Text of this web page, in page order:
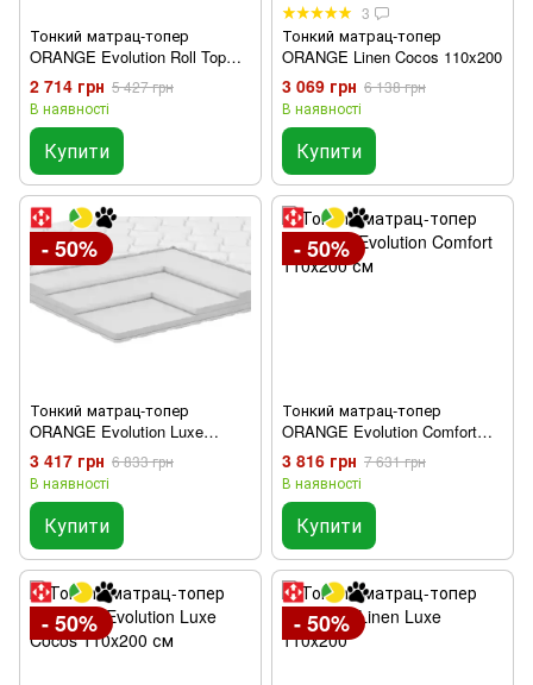
Тонкий матрац-топер
ORANGE Evolution Roll Top
110х200 см
2 714 грн 5 427 грн
В наявності
Купити
3
Тонкий матрац-топер
ORANGE Linen Cocos 110x200
3 069 грн 6 138 грн
В наявності
Купити
- 50%
Тонкий матрац-топер
ORANGE Evolution Luxe
110х200 см
3 417 грн 6 833 грн
В наявності
Купити
- 50%
Тонкий матрац-топер
ORANGE Evolution Comfort
110х200 см
3 816 грн 7 631 грн
В наявності
Купити
- 50% - 50%